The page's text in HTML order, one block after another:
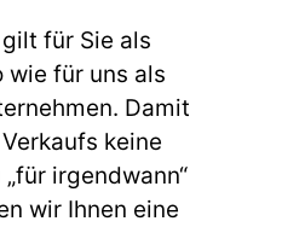
für Sie als
wie für uns als
Damit
keine
irgendwann“
wir Ihnen eine